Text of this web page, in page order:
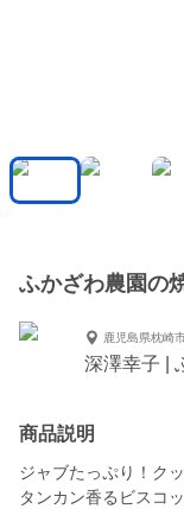
ふかざわ農園の
鹿児島県枕崎
深澤幸子 |
商品説明
ジャブたっぷり！ク
タンカン香るビスコ